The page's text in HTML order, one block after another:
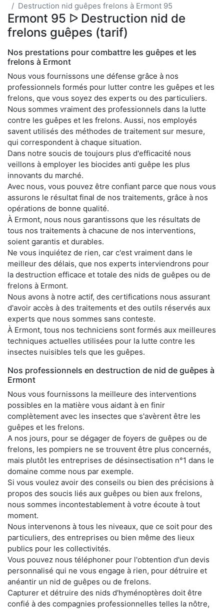
Destruction nid guêpes frelons à Ermont 95
Ermont 95 ᐅ Destruction nid de
frelons guêpes (tarif)
Nos prestations pour combattre les guêpes et les
frelons à Ermont
Nous vous fournissons une défense grâce à nos
professionnels formés pour lutter contre les guêpes et les
frelons, que vous soyez des experts ou des particuliers.
Nous sommes vraiment des professionnels dans la lutte
contre les guêpes et les frelons. Aussi, nos employés
savent utilisés des méthodes de traitement sur mesure,
qui correspondent à chaque situation.
Dans notre soucis de toujours plus d'efficacité nous
veillons à employer les biocides anti guêpe les plus
innovants du marché.
Avec nous, vous pouvez être confiant parce que nous vous
assurons le résultat final de nos traitements, grâce à nos
opérations de bonne qualité.
À Ermont, nous nous garantissons que les résultats de
tous nos traitements à chacune de nos interventions,
soient garantis et durables.
Ne vous inquiétez de rien, car c'est vraiment dans le
meilleur des délais, que nos experts interviendrons pour
la destruction efficace et totale des nids de guêpes ou de
frelons à Ermont.
Nous avons à notre actif, des certifications nous assurant
d'avoir accès à des traitements et des outils réservés aux
experts que nous sommes sans conteste.
À Ermont, tous nos techniciens sont formés aux meilleures
techniques actuelles utilisées pour la lutte contre les
insectes nuisibles tels que les guêpes.
Nos professionnels en destruction de nid de guêpes à
Ermont
Nous vous fournissons la meilleure des interventions
possibles en la matière vous aidant à en finir
complètement avec les insectes que s'avèrent être les
guêpes et les frelons.
A nos jours, pour se dégager de foyers de guêpes ou de
frelons, les pompiers ne se trouvent être plus concernés,
mais plutôt les entreprises de désinsectisation n°1 dans le
domaine comme nous par exemple.
Si vous voulez avoir des conseils ou bien des précisions à
propos des soucis liés aux guêpes ou bien aux frelons,
nous sommes incontestablement à votre écoute à tout
moment.
Nous intervenons à tous les niveaux, que ce soit pour des
particuliers, des entreprises ou bien même des lieux
publics pour les collectivités.
Vous pouvez nous téléphoner pour l'obtention d'un devis
personnalisé qui ne vous engage à rien, pour détruire et
anéantir un nid de guêpes ou de frelons.
Capturer et détruire des nids d'hyménoptères doit être
confié à des compagnies professionnelles telles la nôtre,